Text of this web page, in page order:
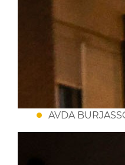
AVDA